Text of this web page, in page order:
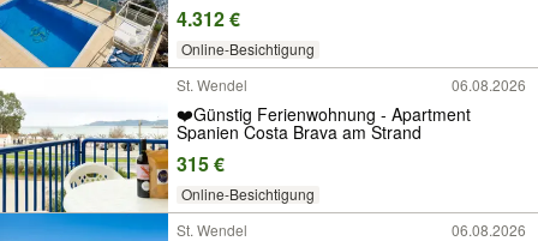
4.312 €
Online-Besichtigung
St. Wendel
06.08.2026
❤️Günstig Ferienwohnung - Apartment
Spanien Costa Brava am Strand
315 €
Online-Besichtigung
St. Wendel
06.08.2026